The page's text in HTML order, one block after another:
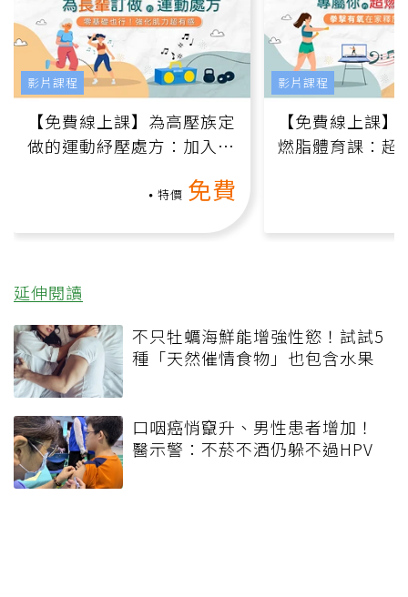
【免費線上課】為高壓族定
做的運動紓壓處方：加入行
特價 免費
影片課程
【免費線上課
燃脂體育課：超
影片課程
延伸閱讀
不只牡蠣海鮮能增強性慾！試試5
種「天然催情食物」也包含水果
口咽癌悄竄升、男性患者增加！
醫示警：不菸不酒仍躲不過HPV